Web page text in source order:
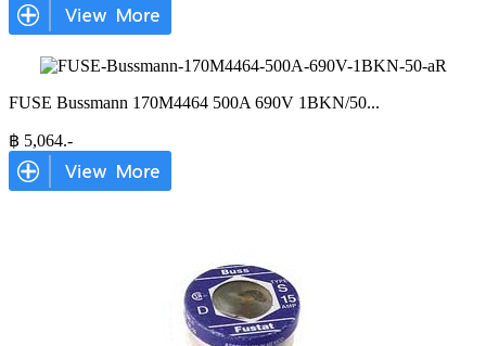
FUSE Bussmann 170M4464 500A 690V 1BKN/50...
฿ 5,064.-